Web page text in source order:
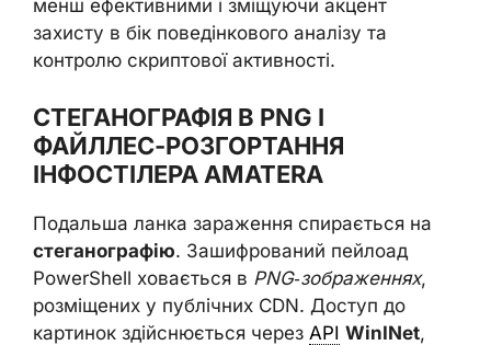
менш ефективними і зміщуючи акцент
захисту в бік поведінкового аналізу та
контролю скриптової активності.
СТЕГАНОГРАФІЯ В PNG І
ФАЙЛЛЕС-РОЗГОРТАННЯ
ІНФОСТІЛЕРА AMATERA
Подальша ланка зараження спирається на
стеганографію. Зашифрований пейлоад
PowerShell ховається в PNG‑зображеннях,
розміщених у публічних CDN. Доступ до
картинок здійснюється через API WinINet,